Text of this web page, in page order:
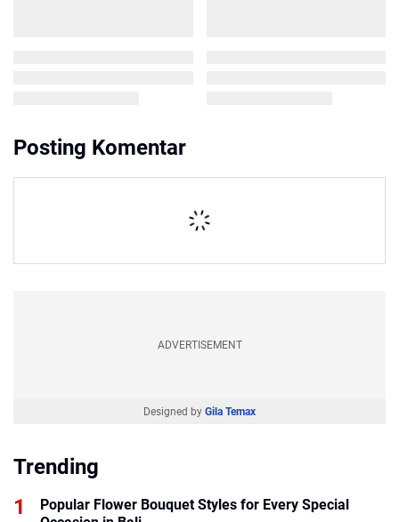
Posting Komentar
ADVERTISEMENT
Designed by Gila Temax
Trending
Popular Flower Bouquet Styles for Every Special